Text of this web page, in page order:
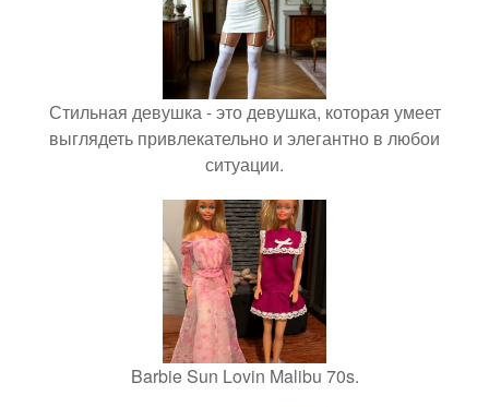
Стильная девушка - это девушка, которая умеет
выглядеть привлекательно и элегантно в любои
ситуации.
Barbie Sun Lovin Malibu 70s.